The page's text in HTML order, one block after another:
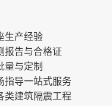
生产经验
报告与合格证
量与定制
指导一站式服务
类建筑隔震工程